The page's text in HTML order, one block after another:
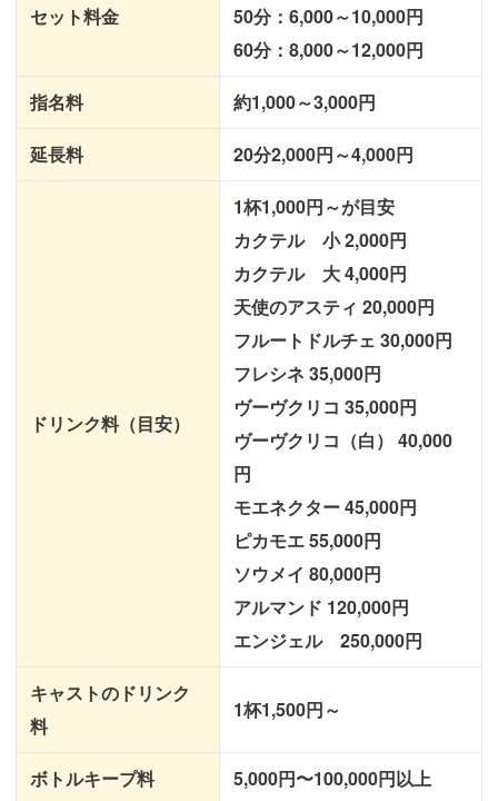
セット料金
50分：6,000～10,000円
60分：8,000～12,000円
指名料 約1,000～3,000円
延長料 20分2,000円～4,000円
ドリンク料（目安）
1杯1,000円～が目安
カクテル 小 2,000円
カクテル 大 4,000円
天使のアスティ 20,000円
フルートドルチェ 30,000円
フレシネ 35,000円
ヴーヴクリコ 35,000円
ヴーヴクリコ（白） 40,000
円
モエネクター 45,000円
ピカモエ 55,000円
ソウメイ 80,000円
アルマンド 120,000円
エンジェル 250,000円
キャストのドリンク
料
1杯1,500円～
ボトルキープ料 5,000円〜100,000円以上